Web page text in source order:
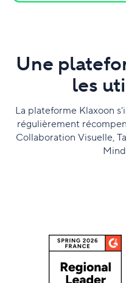
Une
les
La plateforme Klaxoon
régulièrement
Collaboration Visuelle,